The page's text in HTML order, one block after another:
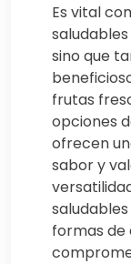
Es vital
sino que
frutas
opciones
ofrecen
sabor y
formas de